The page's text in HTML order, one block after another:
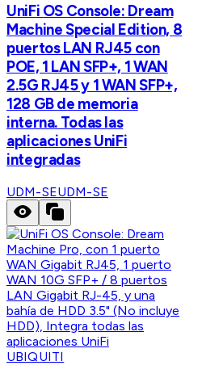
UniFi OS Console: Dream
Machine Special Edition, 8
puertos LAN RJ45 con
POE, 1 LAN SFP+, 1 WAN
2.5G RJ45 y 1 WAN SFP+,
128 GB de memoria
interna. Todas las
aplicaciones UniFi
integradas
UDM-SEUDM-SE
UBIQUITI